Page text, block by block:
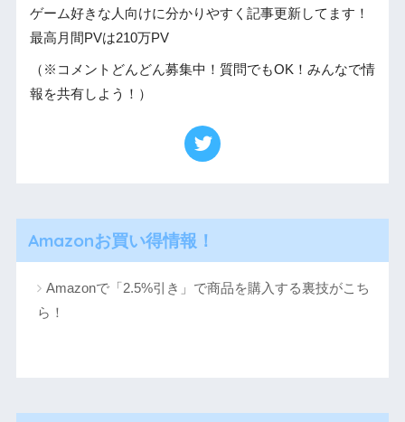
ゲーム好きな人向けに分かりやすく記事更新してます！
最高月間PVは210万PV
（※コメントどんどん募集中！質問でもOK！みんなで情
報を共有しよう！）
Amazonお買い得情報！
Amazonで「2.5%引き」で商品を購入する裏技がこち
ら！